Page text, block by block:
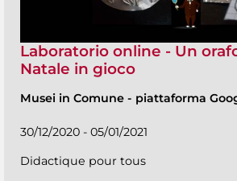
Laboratorio online - Un
Natale in gioco
Musei in Comune - piattaforma
30/12/2020 - 05/01/2021
Didactique pour tous